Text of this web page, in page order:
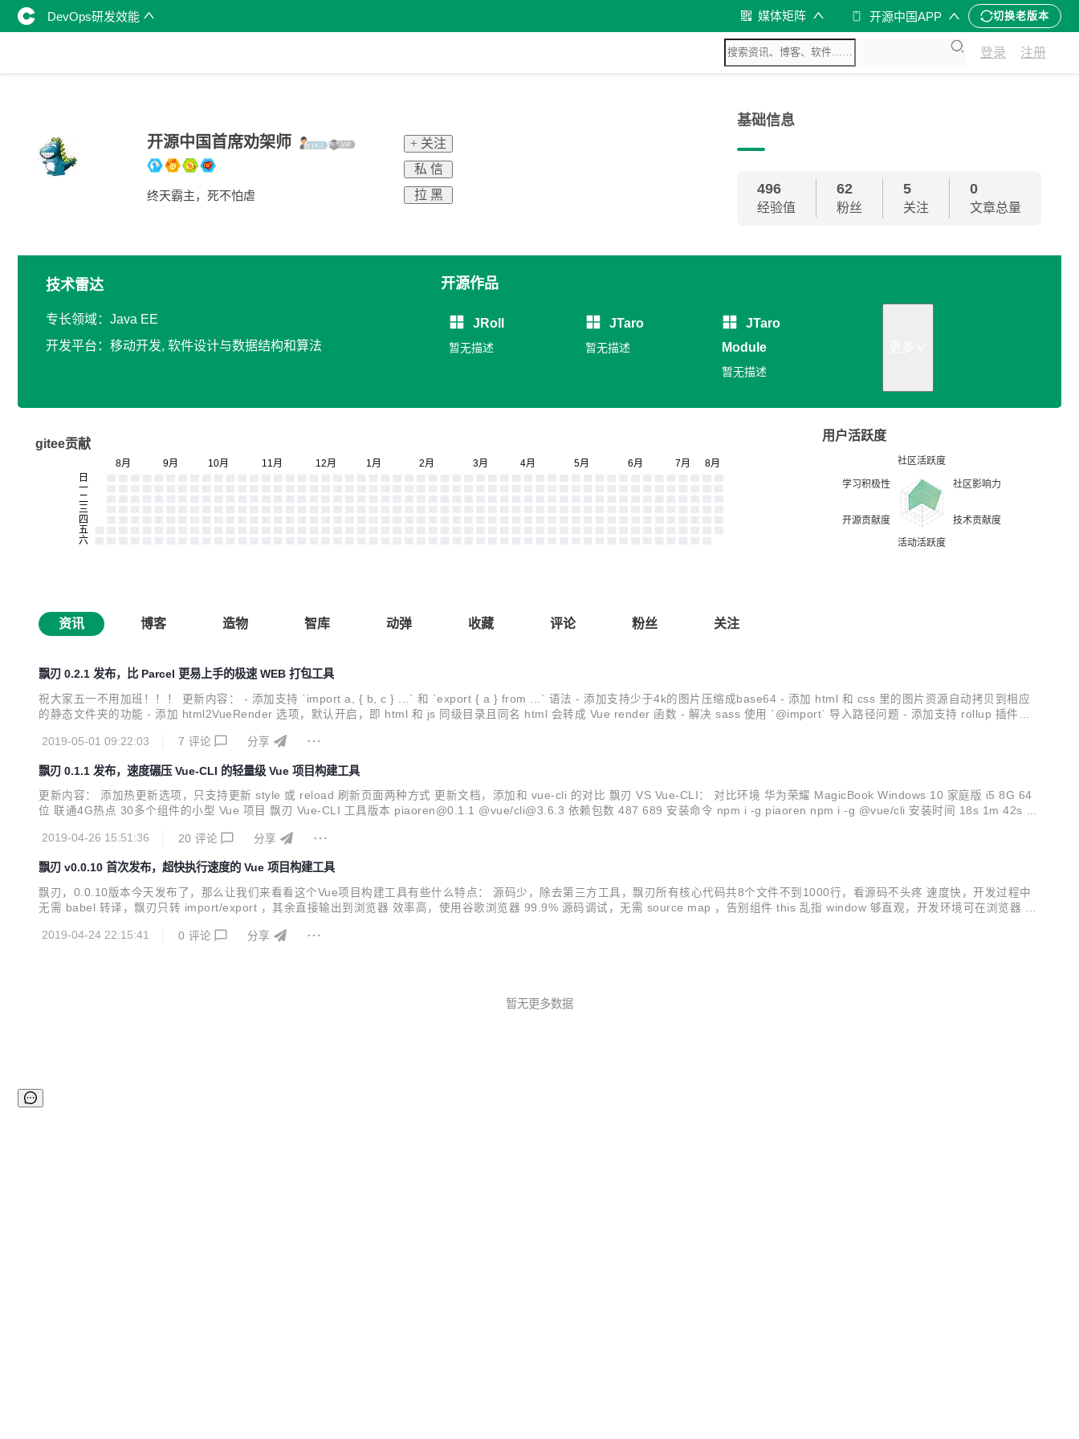
DevOps研发效能 媒体矩阵 开源中国APP 切换老版本
登录 注册
开源中国首席劝架师
终天霸主，死不怕虐
+ 关注
私 信
拉 黑
基础信息
496
经验值
62
粉丝
5
关注
0
文章总量
技术雷达
专长领域：Java EE
开发平台：移动开发, 软件设计与数据结构和算法
开源作品
JRoll
暂无描述
JTaro
暂无描述
JTaro
Module
暂无描述
gitee贡献
用户活跃度
资讯 博客 造物 智库 动弹 收藏 评论 粉丝 关注
飘刃 0.2.1 发布，比 Parcel 更易上手的极速 WEB 打包工具
祝大家五一不用加班！！！ 更新内容： - 添加支持 `import a, { b, c } ...` 和 `export { a } from ...` 语法 - 添加支持少于4k的图片压缩成base64 - 添加 html 和 css 里的图片资源自动拷贝到相应
的静态文件夹的功能 - 添加 html2VueRender 选项，默认开启，即 html 和 js 同级目录且同名 html 会转成 Vue render 函数 - 解决 sass 使用 `@import` 导入路径问题 - 添加支持 rollup 插件的 `
2019-05-01 09:22:03
7 评论 分享
飘刃 0.1.1 发布，速度碾压 Vue-CLI 的轻量级 Vue 项目构建工具
更新内容： 添加热更新选项，只支持更新 style 或 reload 刷新页面两种方式 更新文档，添加和 vue-cli 的对比 飘刃 VS Vue-CLI： 对比环境 华为荣耀 MagicBook Windows 10 家庭版 i5 8G 64
位 联通4G热点 30多个组件的小型 Vue 项目 飘刃 Vue-CLI 工具版本 piaoren@0.1.1 @vue/cli@3.6.3 依赖包数 487 689 安装命令 npm i -g piaoren npm i -g @vue/cli 安装时间 18s 1m 42s 支
2019-04-26 15:51:36
20 评论 分享
飘刃 v0.0.10 首次发布，超快执行速度的 Vue 项目构建工具
飘刃，0.0.10版本今天发布了，那么让我们来看看这个Vue项目构建工具有些什么特点： 源码少，除去第三方工具，飘刃所有核心代码共8个文件不到1000行，看源码不头疼 速度快，开发过程中
无需 babel 转译，飘刃只转 import/export ，其余直接输出到浏览器 效率高，使用谷歌浏览器 99.9% 源码调试，无需 source map ，告别组件 this 乱指 window 够直观，开发环境可在浏览器 El
2019-04-24 22:15:41
0 评论 分享
暂无更多数据